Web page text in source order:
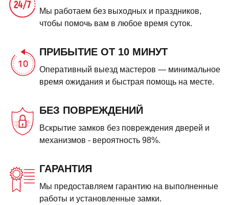
Мы работаем без выходных и праздников,
чтобы помочь вам в любое время суток.
ПРИБЫТИЕ ОТ 10 МИНУТ
Оперативный выезд мастеров — минимальное
время ожидания и быстрая помощь на месте.
БЕЗ ПОВРЕЖДЕНИЙ
Вскрытие замков без повреждения дверей и
механизмов - вероятность 98%.
ГАРАНТИЯ
Мы предоставляем гарантию на выполненные
работы и установленные замки.